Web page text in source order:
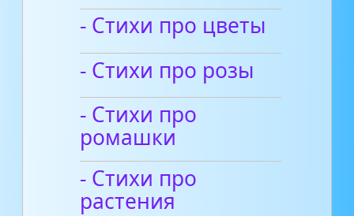
- Стихи про цветы
- Стихи про розы
- Стихи про
ромашки
- Стихи про
растения